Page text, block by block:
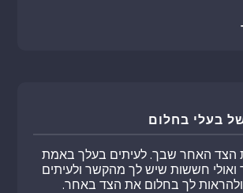
בעלי בחלום
הצד האחר שבך. לעיתים בעלך באמת
חששות שיש לך מהקשר ולעיתים
ולהראות לך בחלום את הצד באחר.